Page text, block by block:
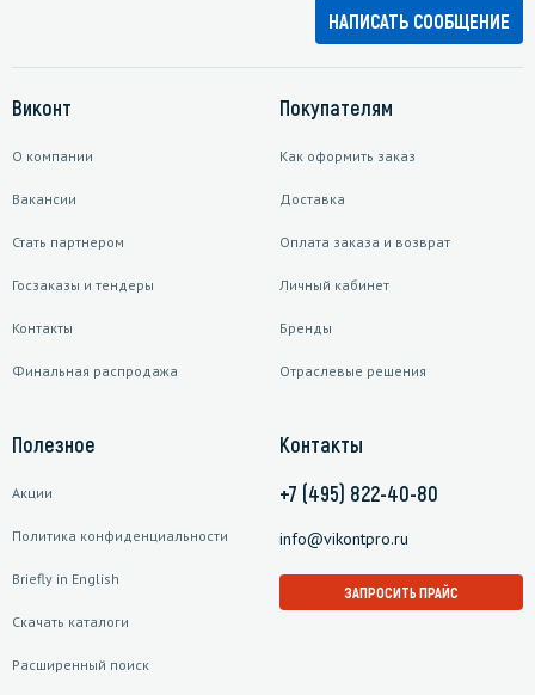
НАПИСАТЬ СООБЩЕНИЕ
Виконт
О компании
Вакансии
Стать партнером
Госзаказы и тендеры
Контакты
Финальная распродажа
Покупателям
Как оформить заказ
Доставка
Оплата заказа и возврат
Личный кабинет
Бренды
Отраслевые решения
Полезное
Акции
Политика конфиденциальности
Briefly in English
Скачать каталоги
Расширенный поиск
Контакты
+7 (495) 822-40-80
info@vikontpro.ru
ЗАПРОСИТЬ ПРАЙС